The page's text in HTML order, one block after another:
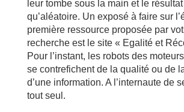
leur tombe sous la main et le
qu’aléatoire. Un exposé à faire sur
première ressource proposée par
recherche est le site « Egalité et
Pour l’instant, les robots des
se contrefichent de la qualité ou de
d’une information. A l’internaute de
tout seul.